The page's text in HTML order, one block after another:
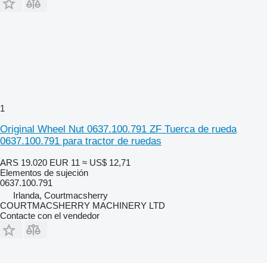
1
Original Wheel Nut 0637.100.791 ZF Tuerca de rueda
0637.100.791 para tractor de ruedas
ARS 19.020 EUR 11 ≈ US$ 12,71
Elementos de sujeción
0637.100.791
Irlanda, Courtmacsherry
COURTMACSHERRY MACHINERY LTD
Contacte con el vendedor